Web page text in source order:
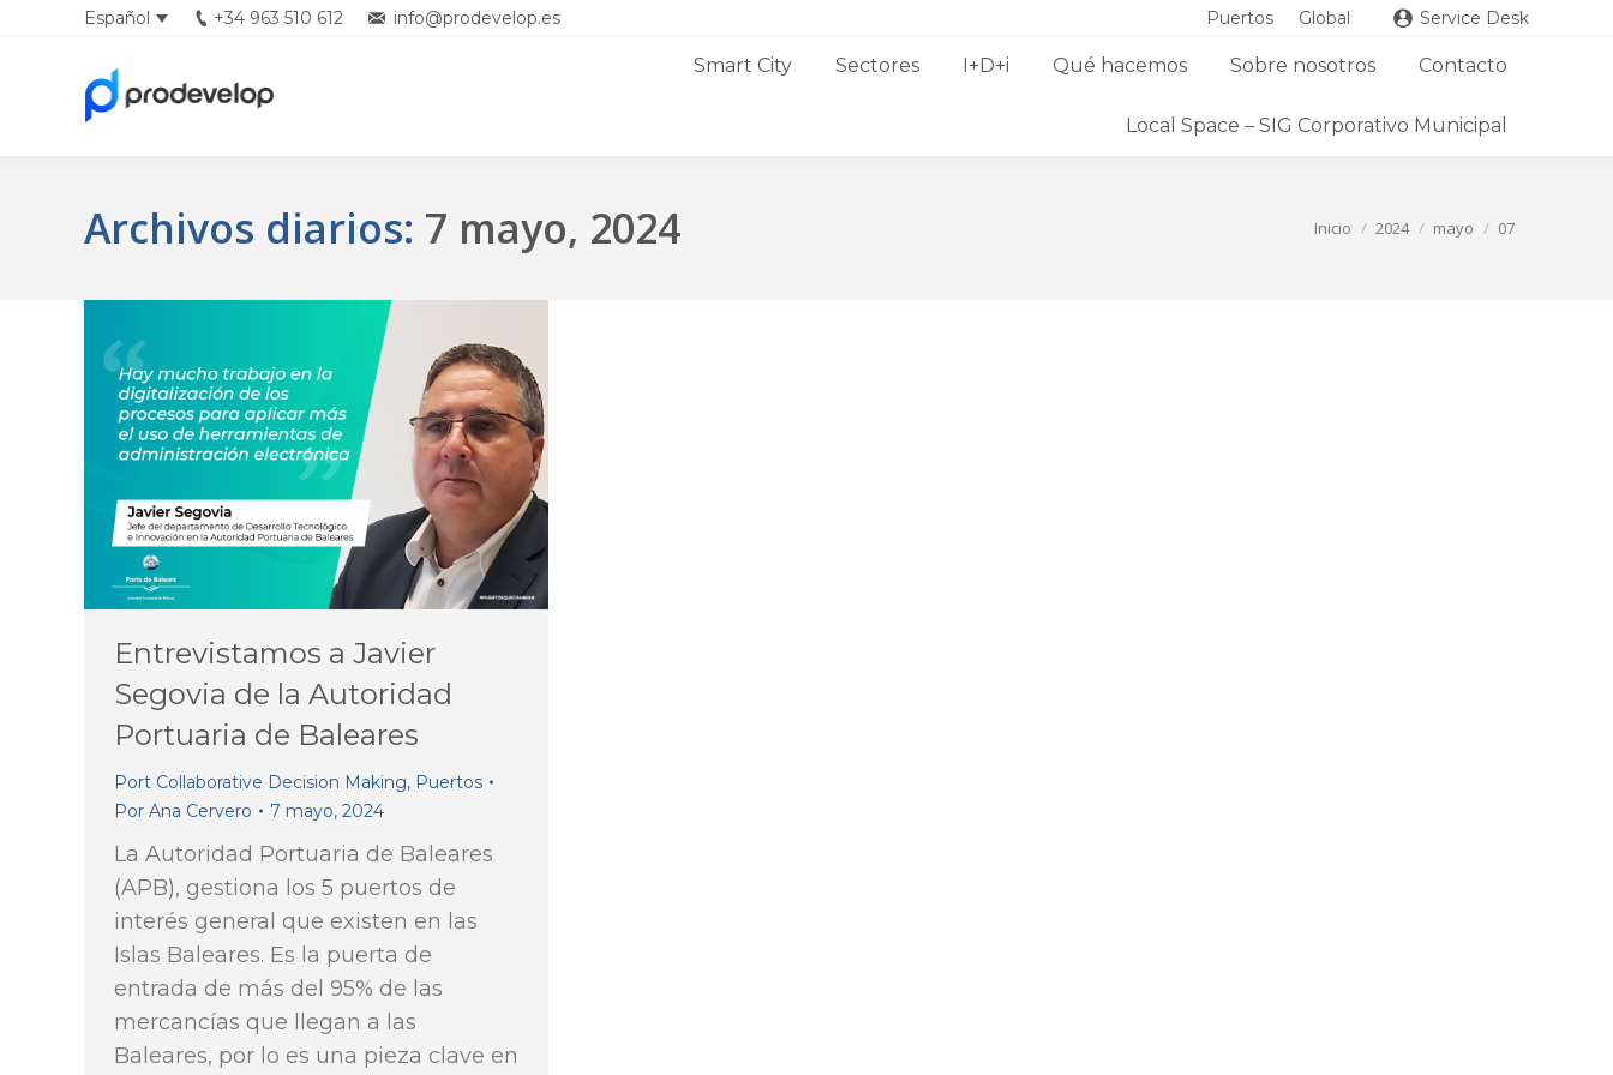
Español +34 963 510 612 info@prodevelop.es Puertos Global Service Desk
Smart City Sectores I+D+i Qué hacemos Sobre nosotros Contacto
Local Space – SIG Corporativo Municipal
Archivos diarios: 7 mayo, 2024 Inicio 2024 mayo 07
Entrevistamos a Javier
Segovia de la Autoridad
Portuaria de Baleares
Port Collaborative Decision Making, Puertos
Por Ana Cervero 7 mayo, 2024
La Autoridad Portuaria de Baleares
(APB), gestiona los 5 puertos de
interés general que existen en las
Islas Baleares. Es la puerta de
entrada de más del 95% de las
mercancías que llegan a las
Baleares, por lo es una pieza clave en